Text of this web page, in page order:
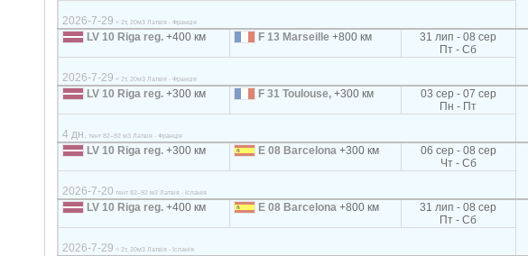
2026-7-29 < 2т, 20м3 Латвія - Франція
LV 10 Riga reg. +400 км F 13 Marseille +800 км
31 лип - 08 сер
Пт - Сб
2026-7-29 < 2т, 20м3 Латвія - Франція
LV 10 Riga reg. +300 км F 31 Toulouse, +300 км
03 сер - 07 сер
Пн - Пт
4 дн. тент 82–92 м3 Латвія - Франція
LV 10 Riga reg. +300 км E 08 Barcelona +300 км
06 сер - 08 сер
Чт - Сб
2026-7-20 тент 82–92 м3 Латвія - Іспанія
LV 10 Riga reg. +400 км E 08 Barcelona +800 км
31 лип - 08 сер
Пт - Сб
2026-7-29 < 2т, 20м3 Латвія - Іспанія